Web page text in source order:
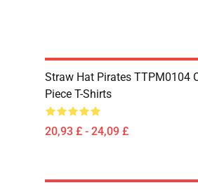
Straw Hat Pirates TTPM0104
Piece T-Shirts
20,93 £ - 24,09 £